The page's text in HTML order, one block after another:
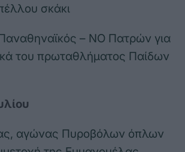
σκάκι
– ΝΟ Πατρών για
του πρωταθλήματος Παίδων
αγώνας Πυροβόλων όπλων